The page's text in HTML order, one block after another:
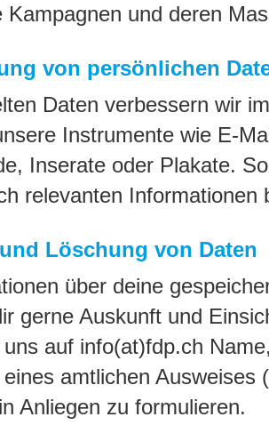
und deren
von persönlichen
Daten verbessern wir
Instrumente wie E-
Inserate oder Plakate.
relevanten Informationen
Löschung von Daten
über deine
gerne Auskunft und
auf info(at)fdp.ch
amtlichen Ausweises
Anliegen zu formulieren.